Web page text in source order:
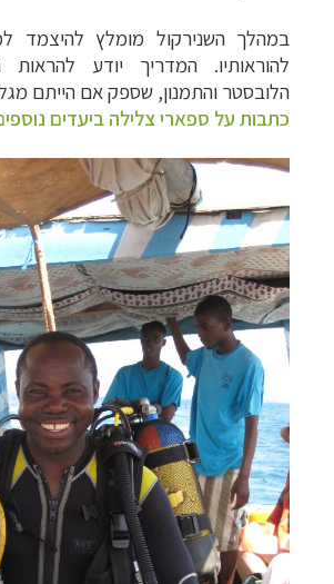
במהלך השנירקול מומלץ להיצמד
להוראותיו. המדריך יודע להראות
הלובסטר והתמנון, שספק אם הייתם
כתבות על ספארי צלילה ביעדים